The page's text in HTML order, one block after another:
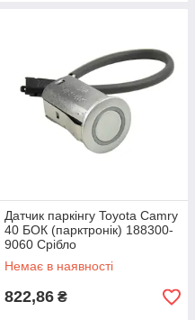
Датчик паркінгу Toyota Camry
40 БОК (парктронік) 188300-
9060 Срібло
Немає в наявності
822,86 ₴